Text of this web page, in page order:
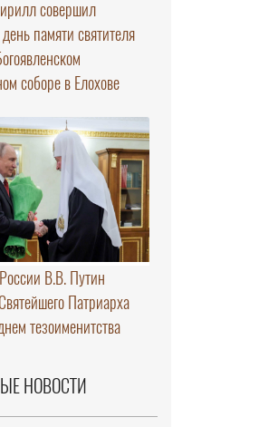
совершил
памяти святителя
соборе в Елохове
В.В. Путин
Патриарха
тезоименитства
НОВОСТИ